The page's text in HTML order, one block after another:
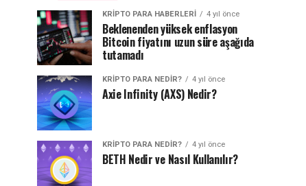
KRIPTO PARA HABERLERI 4 yıl önce
Beklenenden yüksek enflasyon
Bitcoin fiyatını uzun süre aşağıda
tutamadı
KRIPTO PARA NEDIR? 4 yıl önce
Axie Infinity (AXS) Nedir?
KRIPTO PARA NEDIR? 4 yıl önce
BETH Nedir ve Nasıl Kullanılır?